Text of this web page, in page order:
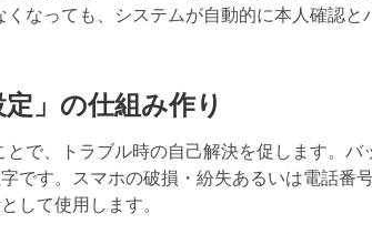
なっても、システムが自動的に本人確認と
」の仕組み作り
で、トラブル時の自己解決を促します。バ
です。スマホの破損・紛失あるいは電話番
して使用します。